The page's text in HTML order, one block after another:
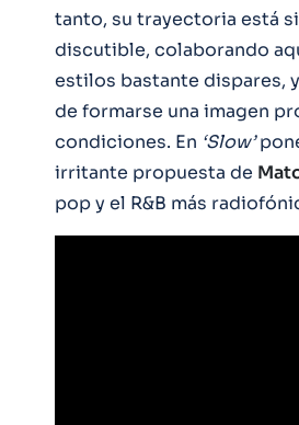
tanto, su trayectoria está
discutible, colaborando
estilos bastante dispares,
de formarse una imagen
condiciones. En ‘Slow’
irritante propuesta de
pop y el R&B más